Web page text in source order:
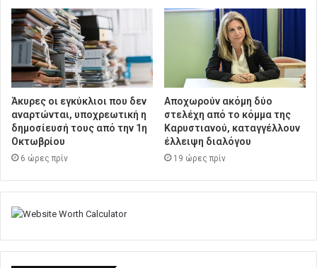
Άκυρες οι εγκύκλιοι που δεν
αναρτώνται, υποχρεωτική η
δημοσίευσή τους από την 1η
Οκτωβρίου
6 ώρες πρίν
Αποχωρούν ακόμη δύο
στελέχη από το κόμμα της
Καρυστιανού, καταγγέλλουν
έλλειψη διαλόγου
19 ώρες πρίν